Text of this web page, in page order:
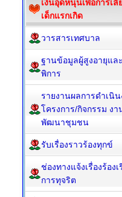
เงินอุดหนุนเพื่อการเลี้
เด็กแรกเกิด
วารสารเทศบาล
ฐานข้อมูลผู้สูงอายุแล
พิการ
รายงานผลการดำเนิ
โครงการ/กิจกรรม งา
พัฒนาชุมชน
รับเรื่องราวร้องทุกข์
ช่องทางแจ้งเรื่องร้อง
การทุจริต